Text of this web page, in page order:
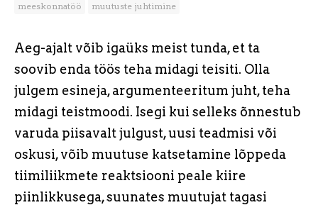
meeskonnatöö muutuste juhtimine
Aeg-ajalt võib igaüks meist tunda, et ta
soovib enda töös teha midagi teisiti. Olla
julgem esineja, argumenteeritum juht, teha
midagi teistmoodi. Isegi kui selleks õnnestub
varuda piisavalt julgust, uusi teadmisi või
oskusi, võib muutuse katsetamine lõppeda
tiimiliikmete reaktsiooni peale kiire
piinlikkusega, suunates muutujat tagasi